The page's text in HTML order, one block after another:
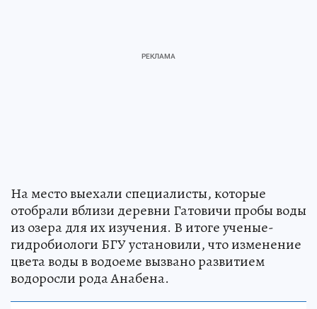
На место выехали специалисты, которые
отобрали вблизи деревни Гатовичи пробы воды
из озера для их изучения. В итоге ученые-
гидробиологи БГУ установили, что изменение
цвета воды в водоеме вызвано развитием
водоросли рода Анабена.